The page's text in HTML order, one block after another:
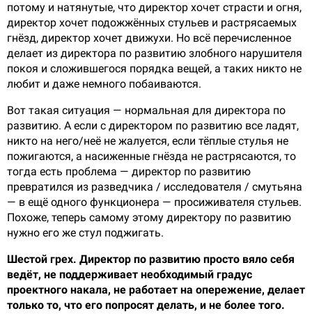
потому и натянутые, что директор хочет страсти и огня,
директор хочет подожжённых стульев и растрясаемых
гнёзд, директор хочет движухи. Но всё перечисленное
делает из директора по развитию злобного нарушителя
покоя и сложившегося порядка вещей, а таких никто не
любит и даже немного побаиваются.
Вот такая ситуация — нормальная для директора по
развитию. А если с директором по развитию все ладят,
никто на него/неё не жалуется, если тёплые стулья не
пожигаются, а насиженные гнёзда не растрясаются, то
тогда есть проблема — директор по развитию
превратился из разведчика / исследователя / смутьяна
— в ещё одного функционера — просиживателя стульев.
Похоже, теперь самому этому директору по развитию
нужно его же стул поджигать.
Шестой грех. Директор по развитию просто вяло себя
ведёт, не поддерживает необходимый градус
проектного накала, не работает на опережение, делает
только то, что его попросят делать, и не более того.